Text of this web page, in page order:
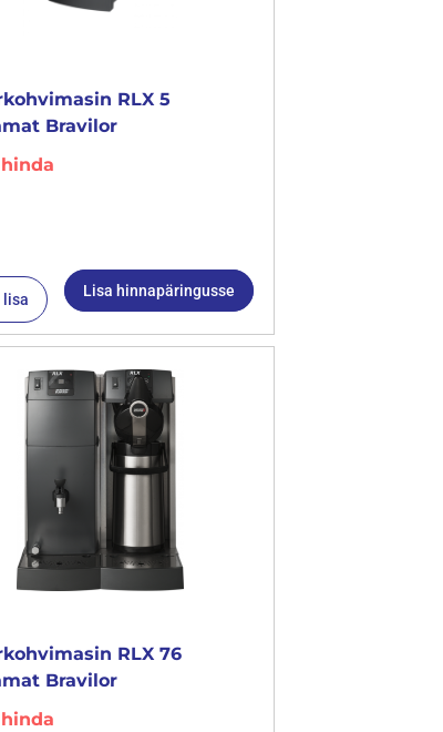
RLX 5
Bravilor
lisa Lisa hinnapäringusse
RLX 76
Bravilor